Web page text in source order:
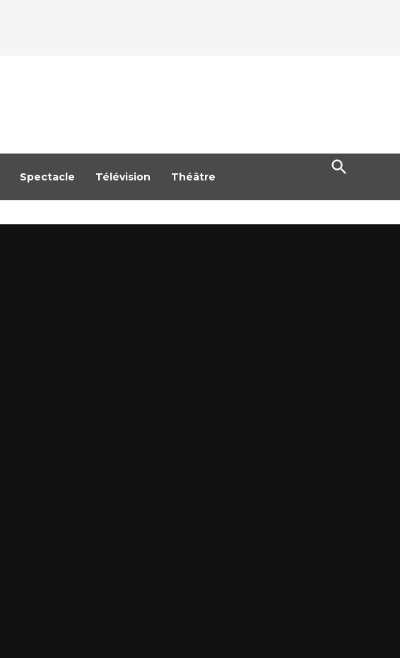
Spectacle Télévision Théâtre
Open
Search